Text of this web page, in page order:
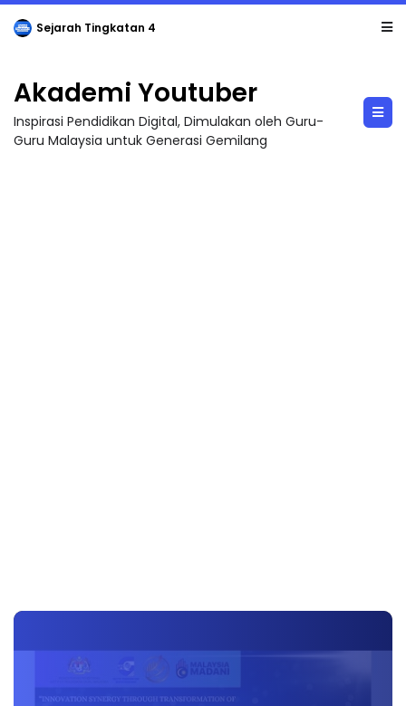
Sejarah Tingkatan 4
Akademi Youtuber
Inspirasi Pendidikan Digital, Dimulakan oleh Guru-
Guru Malaysia untuk Generasi Gemilang